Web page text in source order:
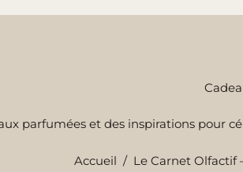
parfumées et des inspirations pour
Accueil / Le Carnet Olfactif